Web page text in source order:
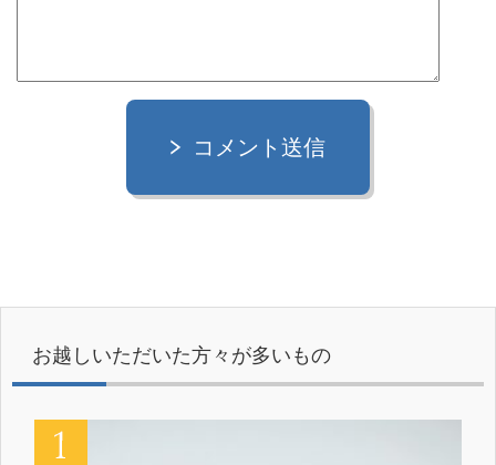
コメント送信
お越しいただいた方々が多いもの